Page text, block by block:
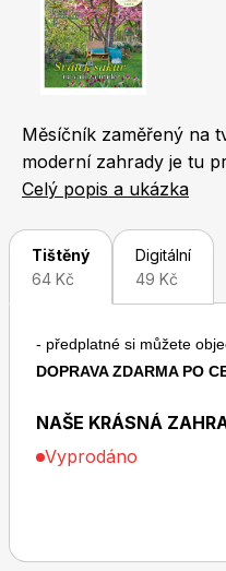
Chip
Měsíčník zaměřený na
moderní zahrady je tu
a má být potěšením!
fotografií z nejhezčích
rubrikách se věnujeme
balkonovým a
zahradě.
Celý popis a ukázka
Tištěný
64 Kč
Digitální
49 Kč
- předplatné si můžete
DOPRAVA ZDARMA PO
NAŠE KRÁSNÁ
Vyprodáno